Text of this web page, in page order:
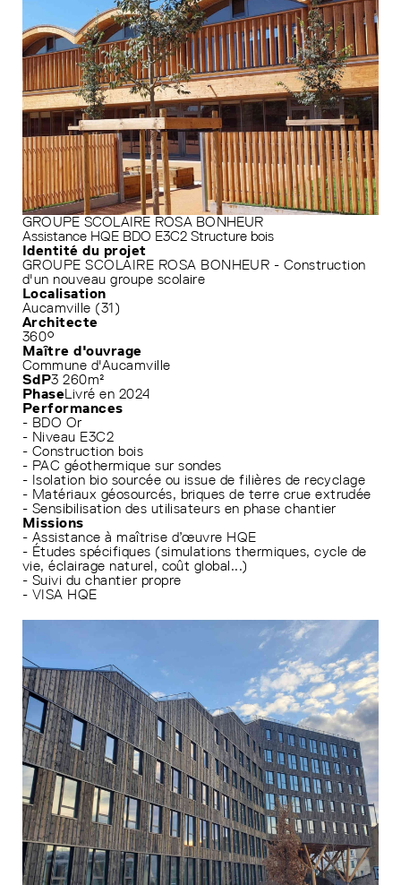
GROUPE SCOLAIRE ROSA BONHEUR
Assistance HQE BDO E3C2 Structure bois
Identité du projet
GROUPE SCOLAIRE ROSA BONHEUR - Construction
d'un nouveau groupe scolaire
Localisation
Aucamville (31)
Architecte
360°
Maître d'ouvrage
Commune d'Aucamville
SdP3 260m²
PhaseLivré en 2024
Performances
- BDO Or
- Niveau E3C2
- Construction bois
- PAC géothermique sur sondes
- Isolation bio sourcée ou issue de filières de recyclage
- Matériaux géosourcés, briques de terre crue extrudée
- Sensibilisation des utilisateurs en phase chantier
Missions
- Assistance à maîtrise d’œuvre HQE
- Études spécifiques (simulations thermiques, cycle de
vie, éclairage naturel, coût global...)
- Suivi du chantier propre
- VISA HQE